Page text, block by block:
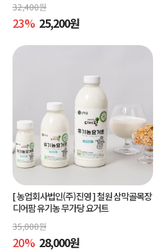
32,400원
23% 25,200원
[ 농업회사법인(주)진영 ]철원 삼막골목장
디어팜 유기농 무가당 요거트
35,000원
20% 28,000원